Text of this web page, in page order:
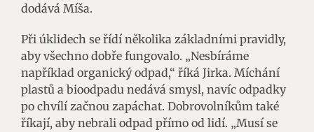
dodává Míša.
Při úklidech se řídí několika základními pravidly,
aby všechno dobře fungovalo. „Nesbíráme
například organický odpad,“ říká Jirka. Míchání
plastů a bioodpadu nedává smysl, navíc odpadky
po chvílí začnou zapáchat. Dobrovolníkům také
říkají, aby nebrali odpad přímo od lidí. „Musí se